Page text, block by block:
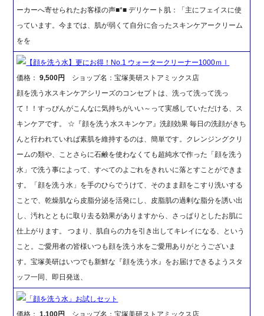
ーカーへ寄せられたお客様の声■*■ デリケート肌：「主にフェイスに使
っています。今までは、肌が弱くて自分に合ったスキンケアークリーム
をを
【顔を洗う水】更にお得！No.1 ウォータークリーナー1000ｍｌ
価格：9,500円
ショップ名：宝塚美研ストアミックス店
顔を洗う水スキンケアシリーズのコンセプトは、洗って洗って洗っ
て！！すっぴんがこんなに気持ちがいい～って実感していただける、ス
キンケアです。 ☆『顔を洗う水スキンケア』洗顔効果 毎日の洗顔がきち
んと行われていれば素肌を維持するのは、簡単です。クレンジングクリ
ームの類や、ことさらに石鹸を使わなくても超純水で作った「顔を洗う
水」で洗う事によって、すべてのよごれをきれいに落とすことができま
す。「顔を洗う水」を手のひらでうけて、そのまま顔をこすり洗いする
ことで、乾燥肌なら皮脂分泌を活発にし、皮脂肌の過剰な脂分を誘い出
し、汚れとともに取り去る効果がありますから、さっぱりとしたお肌に
仕上がります。 つまり、肌自らの力を引き出してキレイになる、という
こと。ご愛用者の皆様いつも顔を洗う水をご愛用ありがとうございま
す。宝塚美研はいつでも新鮮な『顔を洗う水』をお届けできるようスタ
ッフ一同、即日発送、
「顔を洗う水」お試しセット
価格：1,100円
ショップ名：宝塚美研ストアミックス店